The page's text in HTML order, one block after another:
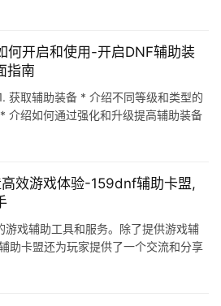
何开启和使用-开启DNF辅助装
指南
获取辅助装备 * 介绍不同等级和类型的
介绍如何通过强化和升级提高辅助装备
效游戏体验-159dnf辅助卡盟,
游戏辅助工具和服务。除了提供游戏辅
助卡盟还为玩家提供了一个交流和分享